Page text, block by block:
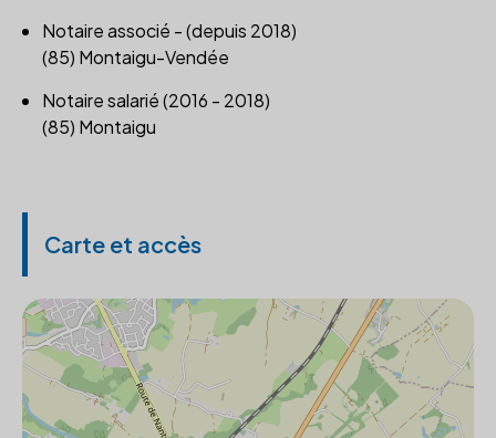
Notaire associé - (depuis 2018)
(85) Montaigu-Vendée
Notaire salarié (2016 - 2018)
(85) Montaigu
Carte et accès